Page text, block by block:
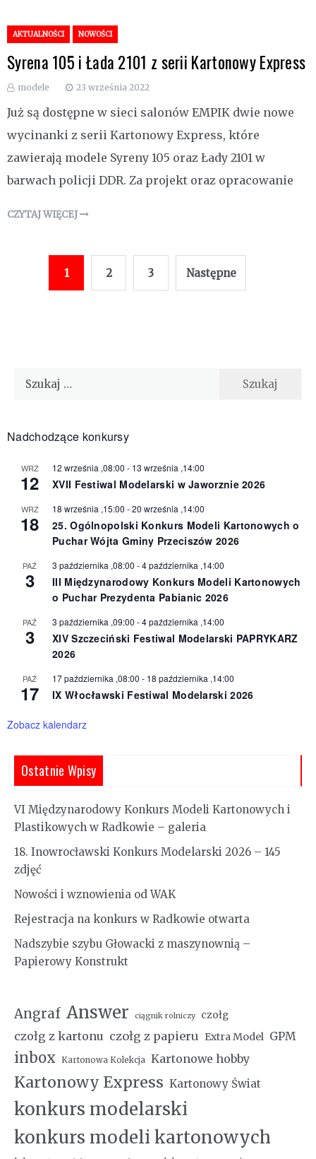
AKTUALNOŚCI NOWOŚCI
Syrena 105 i Łada 2101 z serii Kartonowy Express
modele 23 września 2022
Już są dostępne w sieci salonów EMPIK dwie nowe
wycinanki z serii Kartonowy Express, które
zawierają modele Syreny 105 oraz Łady 2101 w
barwach policji DDR. Za projekt oraz opracowanie
CZYTAJ WIĘCEJ
1 2 3 Następne
Szukaj:
Nadchodzące konkursy
WRZ
12
12 września ,08:00 - 13 września ,14:00
XVII Festiwal Modelarski w Jaworznie 2026
WRZ
18
18 września ,15:00 -20 września ,14:00
25. Ogólnopolski Konkurs Modeli Kartonowych o
Puchar Wójta Gminy Przeciszów 2026
PAŹ
3
3 października ,08:00 -4 października ,14:00
III Międzynarodowy Konkurs Modeli Kartonowych
o Puchar Prezydenta Pabianic 2026
PAŹ
3
3 października ,09:00 -4 października ,14:00
XIV Szczeciński Festiwal Modelarski PAPRYKARZ
2026
PAŹ
17
17 października ,08:00 - 18 października ,14:00
IX Włocławski Festiwal Modelarski 2026
Zobacz kalendarz
Ostatnie Wpisy
VI Międzynarodowy Konkurs Modeli Kartonowych i
Plastikowych w Radkowie – galeria
18. Inowrocławski Konkurs Modelarski 2026 – 145
zdjęć
Nowości i wznowienia od WAK
Rejestracja na konkurs w Radkowie otwarta
Nadszybie szybu Głowacki z maszynownią –
Papierowy Konstrukt
Angraf Answer ciągnik rolniczy czołg
czołg z kartonu czołg z papieru Extra Model GPM
inbox Kartonowa Kolekcja Kartonowe hobby
Kartonowy Express Kartonowy Świat
konkurs modelarski
konkurs modeli kartonowych